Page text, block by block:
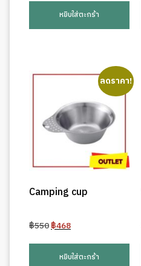
฿550.
is:
฿468.
หยิบใส่ตะกร้า
ลดราคา!
Camping cup
฿550Original
฿550.
฿468Current
is:
฿468.
หยิบใส่ตะกร้า